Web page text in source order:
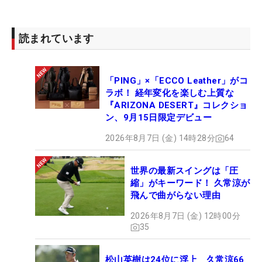
ヨーロッパで苦しんできたと思う。ここにきて2連
勝していますし、調子が上がってきたのはすごくう
れしい。きょうは負けたので…ガッツポーズが出た
のはちょっとイラっとしましたけど（笑）」と、う
れしそうに話した。
来週はアジアンツアー参戦のためフィリピンへ飛
ぶ。両ツアーのランキングで上位を走る“小さな巨
人”が、日本開催の米ツアーでしっかりと弾みをつけ
た。（文・齊藤啓介）
読まれています
「PING」×「ECCO Leather」がコ
ラボ！ 経年変化を楽しむ上質な
『ARIZONA DESERT』コレクショ
ン、9月15日限定デビュー
2026年8月7日 (金) 14時28分 64
世界の最新スイングは「圧
縮」がキーワード！ 久常涼が
飛んで曲がらない理由
2026年8月7日 (金) 12時00分
35
松山英樹は24位に浮上 久常涼66